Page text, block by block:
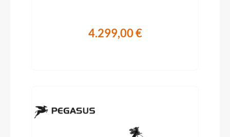
4.299,00 €